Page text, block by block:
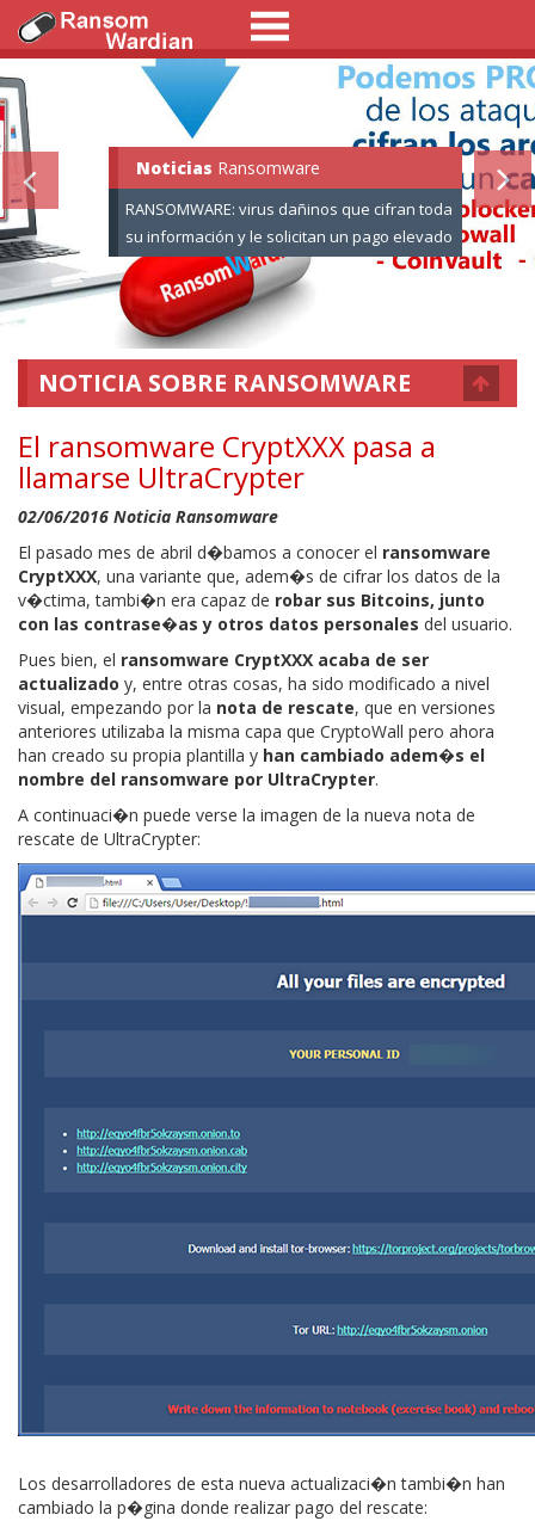
Noticias Ransomware
RANSOMWARE: virus dañinos que cifran toda
su información y le solicitan un pago elevado
por el rescate de sus datos.
Ransomware:
Informaci�n
NOTICIA SOBRE RANSOMWARE
El ransomware CryptXXX pasa a
llamarse UltraCrypter
02/06/2016 Noticia Ransomware
El pasado mes de abril d�bamos a conocer el ransomware
CryptXXX, una variante que, adem�s de cifrar los datos de la
v�ctima, tambi�n era capaz de robar sus Bitcoins, junto
con las contrase�as y otros datos personales del usuario.
Pues bien, el ransomware CryptXXX acaba de ser
actualizado y, entre otras cosas, ha sido modificado a nivel
visual, empezando por la nota de rescate, que en versiones
anteriores utilizaba la misma capa que CryptoWall pero ahora
han creado su propia plantilla y han cambiado adem�s el
nombre del ransomware por UltraCrypter.
A continuaci�n puede verse la imagen de la nueva nota de
rescate de UltraCrypter:
Los desarrolladores de esta nueva actualizaci�n tambi�n han
cambiado la p�gina donde realizar pago del rescate: